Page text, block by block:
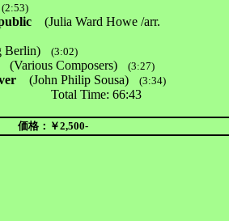
(Julia Ward Howe /arr.
Berlin) (3:02)
(Various Composers) (3:27)
(John Philip Sousa) (3:34)
66:43
価格：￥2,500-